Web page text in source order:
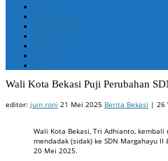
Home
Berita Bekasi
Berita Cikarang
Berita Jabar
Nasional
Politik
ADV
Wali Kota Bekasi Puji Perubahan
editor: juin roni 21 Mei 2025 Berita Bekasi | 26
Wali Kota Bekasi, Tri Adhianto, kembali
mendadak (sidak) ke SDN Margahayu II
20 Mei 2025.